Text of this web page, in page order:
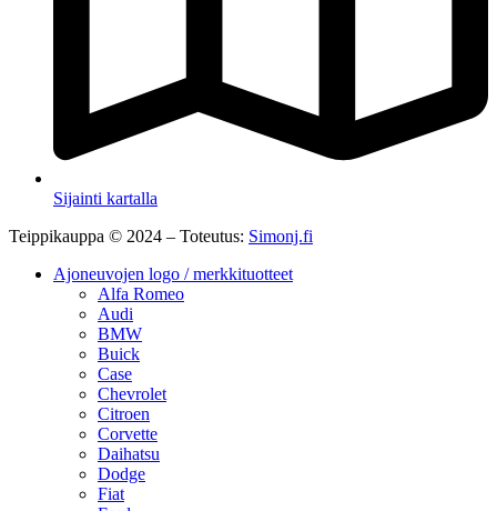
Sijainti kartalla
Teippikauppa © 2024 – Toteutus: Simonj.fi
Ajoneuvojen logo / merkkituotteet
Alfa Romeo
Audi
BMW
Buick
Case
Chevrolet
Citroen
Corvette
Daihatsu
Dodge
Fiat